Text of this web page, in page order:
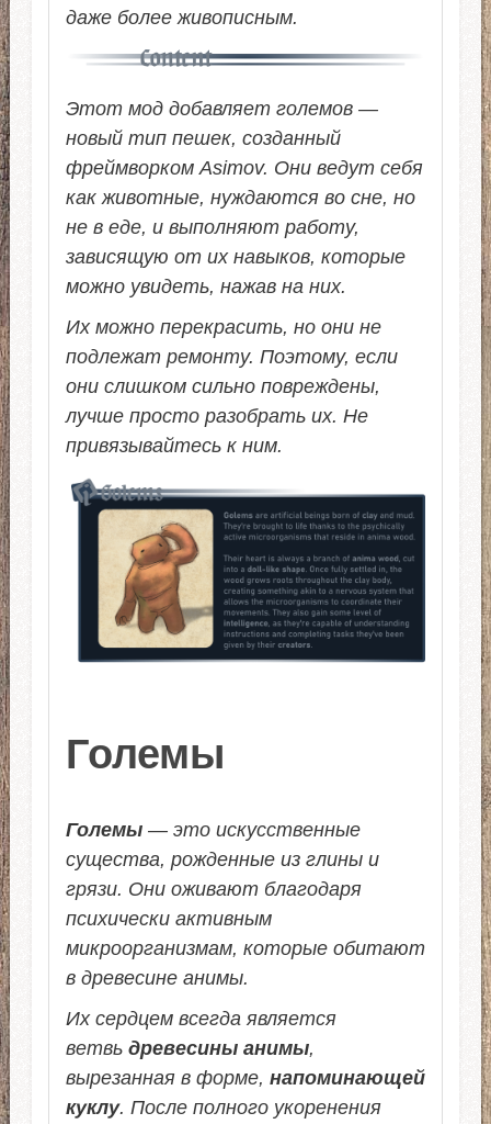
даже более живописным.
Этот мод добавляет големов —
новый тип пешек, созданный
фреймворком Asimov. Они ведут себя
как животные, нуждаются во сне, но
не в еде, и выполняют работу,
зависящую от их навыков, которые
можно увидеть, нажав на них.
Их можно перекрасить, но они не
подлежат ремонту. Поэтому, если
они слишком сильно повреждены,
лучше просто разобрать их. Не
привязывайтесь к ним.
Големы
Големы— это искусственные
существа, рожденные из глины и
грязи. Они оживают благодаря
психически активным
микроорганизмам, которые обитают
в древесине анимы.
Их сердцем всегда является
ветвь древесины анимы,
вырезанная в форме, напоминающей
куклу. После полного укоренения